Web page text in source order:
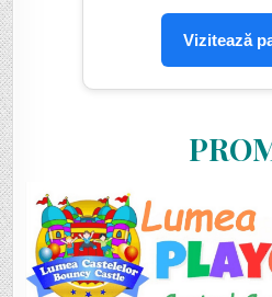
Vizitează